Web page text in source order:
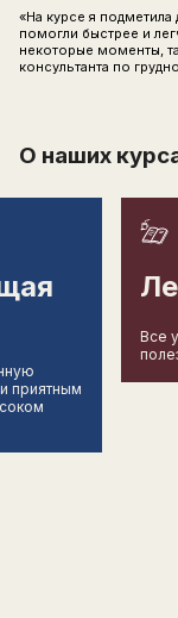
«На курсе я
помогли быстрее и
некоторые моменты,
консультанта по
О наших
приятным
Все